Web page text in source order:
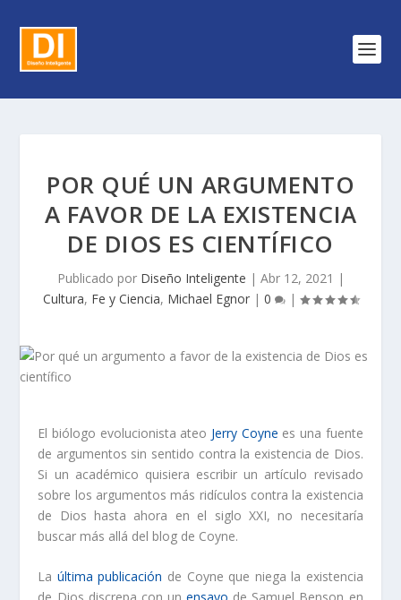
POR QUÉ UN ARGUMENTO
A FAVOR DE LA EXISTENCIA
DE DIOS ES CIENTÍFICO
Publicado por Diseño Inteligente | Abr 12, 2021 |
Cultura, Fe y Ciencia, Michael Egnor| 0 |
El biólogo evolucionista ateo Jerry Coyne es una fuente
de argumentos sin sentido contra la existencia de Dios.
Si un académico quisiera escribir un artículo revisado
sobre los argumentos más ridículos contra la existencia
de Dios hasta ahora en el siglo XXI, no necesitaría
buscar más allá del blog de Coyne.
La última publicación de Coyne que niega la existencia